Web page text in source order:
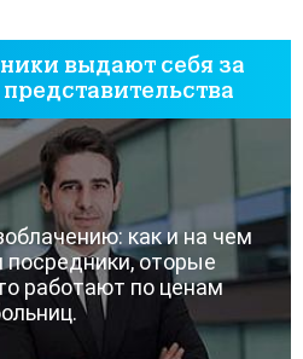
выдают себя за
как и на чем
оторые
работают по ценам